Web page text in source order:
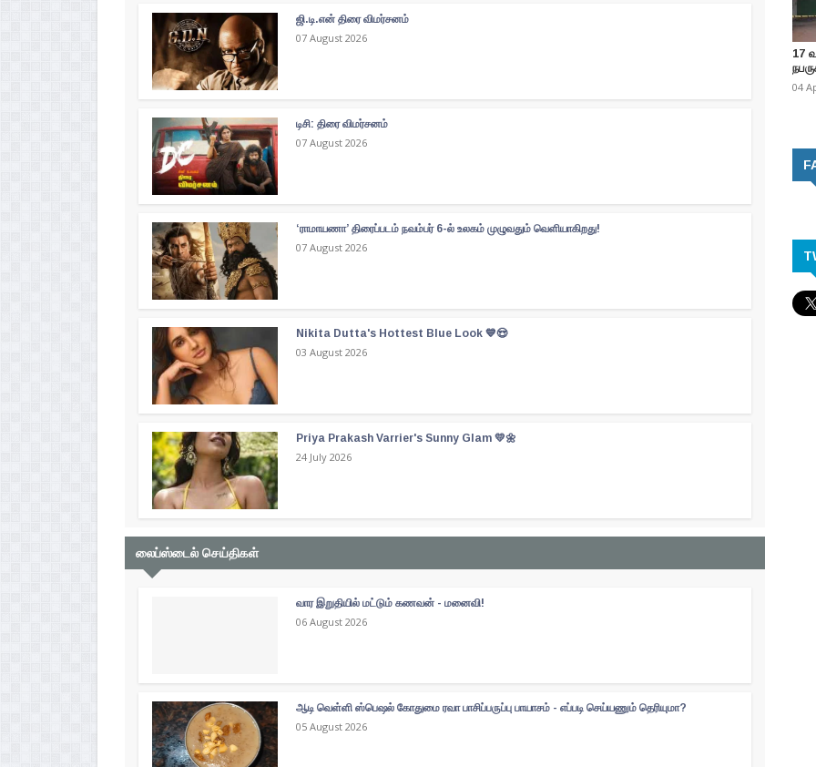
ஜி.டி.என் திரை விமர்சனம்
07 August 2026
டிசி: திரை விமர்சனம்
07 August 2026
‘ராமாயணா’ திரைப்படம் நவம்பர் 6-ல் உலகம் முழுவதும் வெளியாகிறது!
07 August 2026
Nikita Dutta's Hottest Blue Look 💙😍
03 August 2026
Priya Prakash Varrier's Sunny Glam 💛🌼
24 July 2026
லைப்ஸ்டைல் செய்திகள்
வார இறுதியில் மட்டும் கணவன் - மனைவி!
06 August 2026
ஆடி வெள்ளி ஸ்பெஷல் கோதுமை ரவா பாசிப்பருப்பு பாயாசம் - எப்படி செய்யணும் தெரியுமா?
05 August 2026
17
04